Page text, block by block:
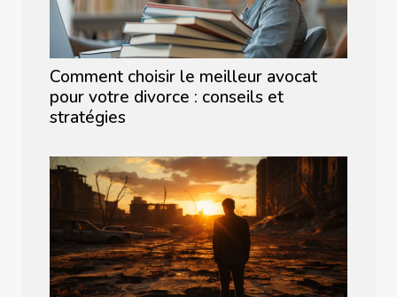
Comment choisir le meilleur avocat
pour votre divorce : conseils et
stratégies